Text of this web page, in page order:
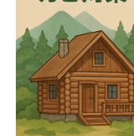
🍀まとめ：